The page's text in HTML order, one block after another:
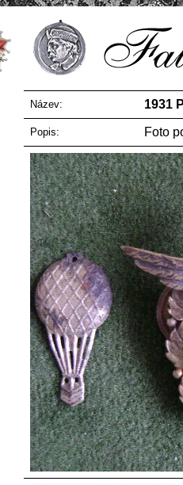
Název: 1931
Popis: Foto